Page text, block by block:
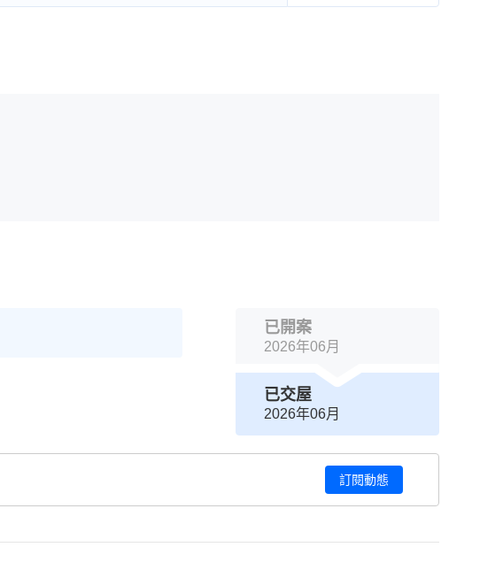
已開案
2026年06月
已交屋
2026年06月
訂閱動態